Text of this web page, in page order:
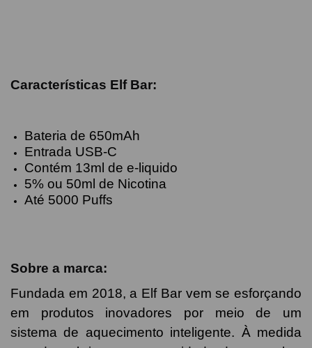
Características Elf Bar:
Bateria de 650mAh
Entrada USB-C
Contém 13ml de e-liquido
5% ou 50ml de Nicotina
Até 5000 Puffs
Sobre a marca:
Fundada em 2018, a Elf Bar vem se esforçando
em produtos inovadores por meio de um
sistema de aquecimento inteligente. À medida